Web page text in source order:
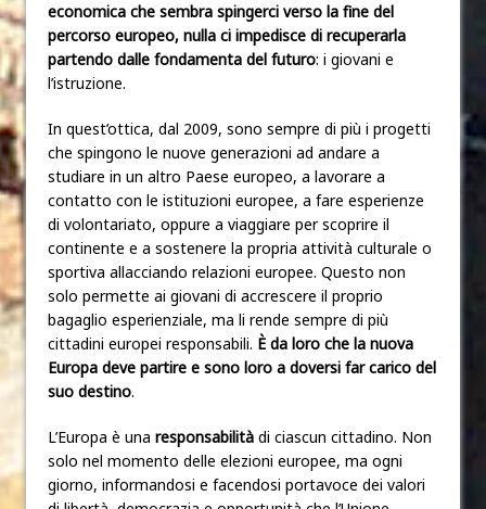
economica che sembra spingerci verso la fine del
percorso europeo, nulla ci impedisce di recuperarla
partendo dalle fondamenta del futuro: i giovani e
l’istruzione.
In quest’ottica, dal 2009, sono sempre di più i progetti
che spingono le nuove generazioni ad andare a
studiare in un altro Paese europeo, a lavorare a
contatto con le istituzioni europee, a fare esperienze
di volontariato, oppure a viaggiare per scoprire il
continente e a sostenere la propria attività culturale o
sportiva allacciando relazioni europee. Questo non
solo permette ai giovani di accrescere il proprio
bagaglio esperienziale, ma li rende sempre di più
cittadini europei responsabili. È da loro che la nuova
Europa deve partire e sono loro a doversi far carico del
suo destino.
L’Europa è una responsabilità di ciascun cittadino. Non
solo nel momento delle elezioni europee, ma ogni
giorno, informandosi e facendosi portavoce dei valori